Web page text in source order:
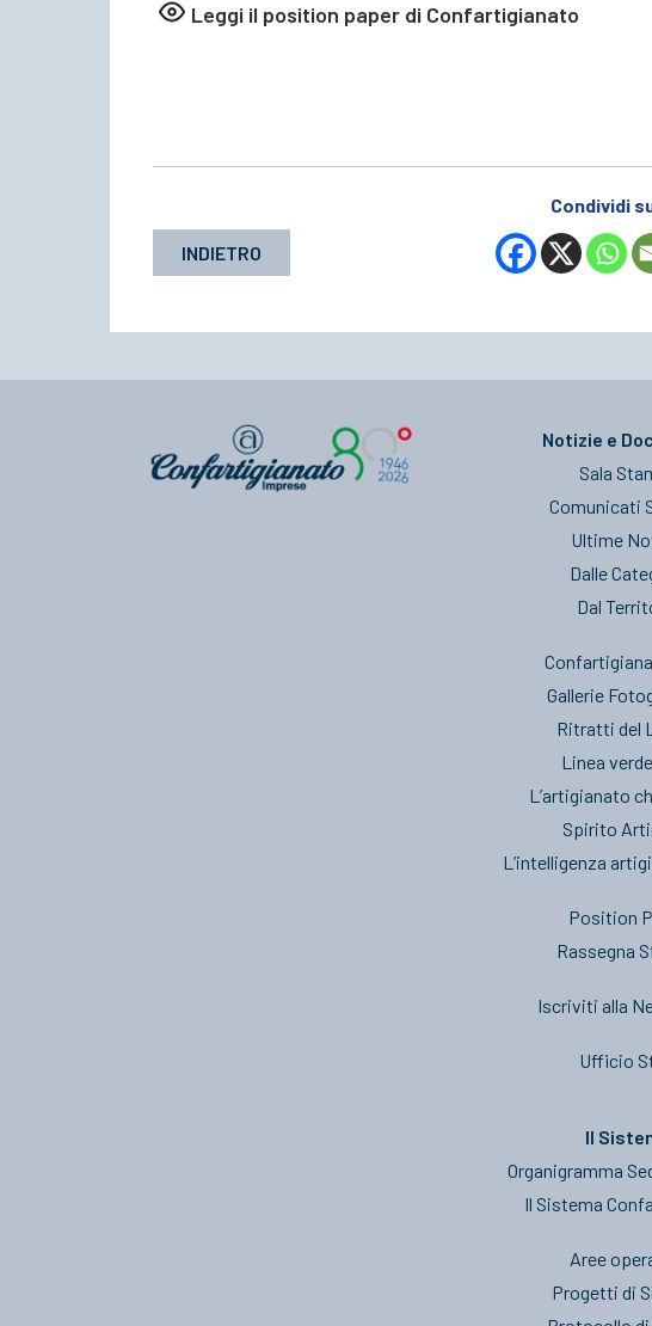
Leggi il position paper di Confartigianato
INDIETRO
Condividi
Notizie e
Sala
Comunicati
Ultime
Dalle
Dal
Gallerie
Ritratti del
Linea
L’artigianato
Spirito
L’intelligenza
Position
Rassegna
Iscriviti alla
Ufficio
Il
Organigramma
Il Sistema
Aree
Progetti di